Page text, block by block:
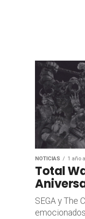
NOTICIAS 1 año
Total
SEGA y The